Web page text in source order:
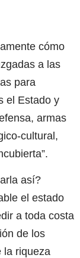
cómo
a las
para
el Estado y
armas
cultural,
así?
el estado
a toda costa
de los
la riqueza